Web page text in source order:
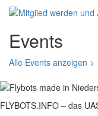
Events
Alle Events anzeigen >
FLYBOTS.INFO – das